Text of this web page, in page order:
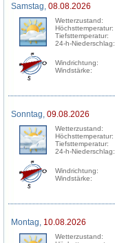
Samstag, 08.08.2026
Wetterzustand:
Höchsttemperatur:
Tiefsttemperatur:
24-h-Niederschlag:
Windrichtung:
Windstärke:
Sonntag, 09.08.2026
Wetterzustand:
Höchsttemperatur:
Tiefsttemperatur:
24-h-Niederschlag:
Windrichtung:
Windstärke:
Montag, 10.08.2026
Wetterzustand: